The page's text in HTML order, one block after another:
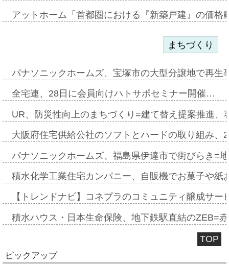
アットホーム「首都圏における『新築戸建』の価
まちづくり
パナソニックホームズ、宝塚市の大型分譲地で再
全宅連、28日に会員向けハトサポセミナー開催…
UR、防災性向上のまちづくり=建て替え提案推進
大阪府住宅供給公社のソフトとハードの取り組み
パナソニックホームズ、福島県伊達市で街びらき=
積水化学工業住宅カンパニー、自販機でお菓子や
【トレンドナビ】コネプラのコミュニティ醸成サ
積水ハウス・日本生命保険、地下鉄駅直結のZEB=
TOP
ピックアップ